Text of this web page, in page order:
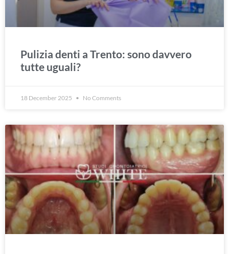
Pulizia denti a Trento: sono davvero
tutte uguali?
18 December 2025 No Comments